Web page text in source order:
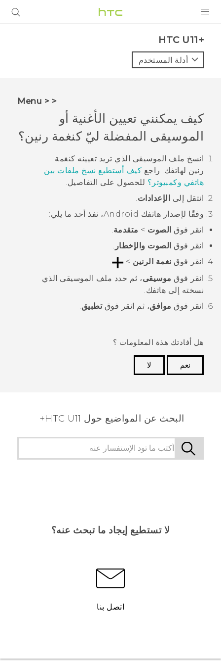
VIVE
VIVERSE
البرامج + التطبيقات
الدعم
أجهزة HTC والملحقات
HTC U11+‎
أدلة المستخدم
< < Menu
كيف يمكنني تعيين الأغنية أو
الموسيقى المفضلة ليّ كنغمة رنين؟
انسخ ملف الموسيقى الذي تريد تعيينه كنغمة
رنين لهاتفك. راجع كيف أستطيع نسخ ملفات بين
هاتفي وكمبيوتر؟ للحصول على التفاصيل.
انتقل إلى
الإعدادات.
وفقًا لإصدار هاتفك Android، نفذ أحد ما يلي:
انقر فوق الصوت > متقدمة.
انقر فوق الصوت والإخطار .
انقر فوق نغمة الرنين >
.
انقر فوق موسيقى، ثم حدد ملف الموسيقى الذي
نسخته إلى هاتفك.
انقر فوق موافق، ثم انقر فوقتطبيق
هل أفادتك هذة المعلومات ؟
نعم
لا
البحث عن المواضيع حول HTC U11+
لا تستطيع إيجاد ما تبحث عنه؟
اتصل بنا